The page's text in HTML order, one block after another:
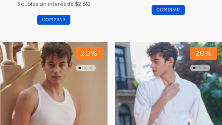
3 cuotas sin interés de $2.662
COMPRAR
COMPRAR
20% 20%